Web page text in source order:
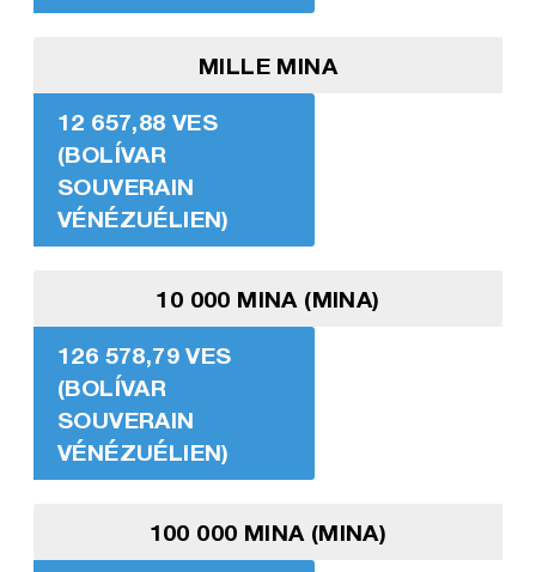
MILLE MINA
12 657,88 VES
(BOLÍVAR
SOUVERAIN
VÉNÉZUÉLIEN)
10 000 MINA (MINA)
126 578,79 VES
(BOLÍVAR
SOUVERAIN
VÉNÉZUÉLIEN)
100 000 MINA (MINA)